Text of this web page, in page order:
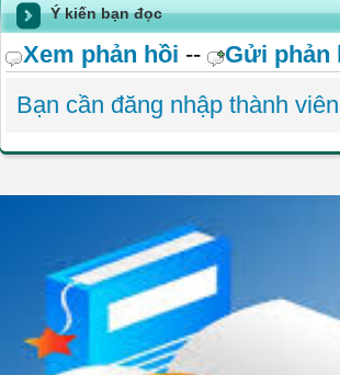
Ý kiến bạn đọc
Xem phản hồi --
Gửi phản
Bạn cần đăng nhập thành